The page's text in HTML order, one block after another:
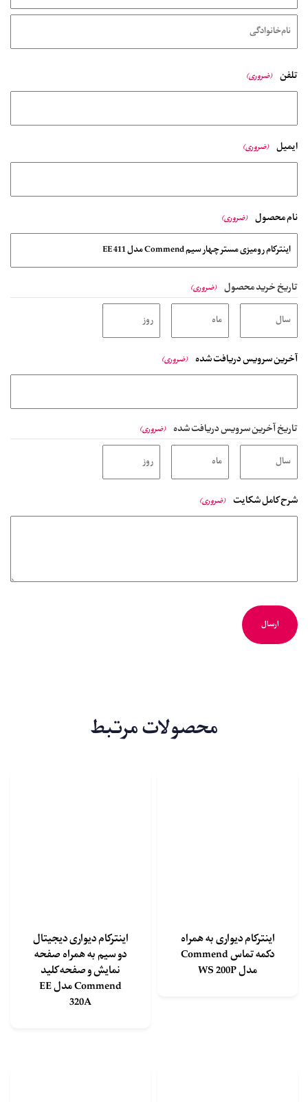
تلفن (ضروری)
ایمیل (ضروری)
نام محصول (ضروری)
تاریخ خرید محصول (ضروری)
آخرین سرویس دریافت شده (ضروری)
تاریخ آخرین سرویس دریافت شده (ضروری)
شرح کامل شکایت (ضروری)
محصولات مرتبط
اینترکام دیواری به همراه
دکمه تماس Commend
مدل WS 200P
اینترکام دیواری دیجیتال
دو سیم به همراه صفحه
نمایش و صفحه کلید
Commend مدل EE
320A